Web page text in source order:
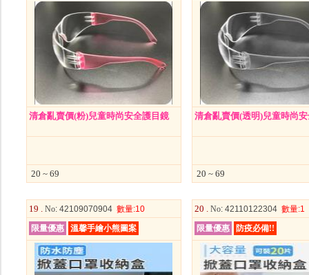
清倉亂賣價(粉)兒童時尚安全護目鏡
20 ~ 69
清倉亂賣價(透明)兒童時尚
20 ~ 69
19 . No: 42109070904 數量:10
限量優惠
溫馨手繪小熊圖案
20 . No: 42110122304 數量:1
限量優惠
防疫必備!!